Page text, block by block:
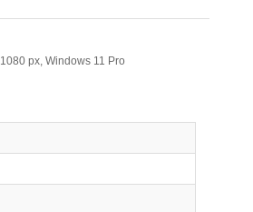
px, Windows 11 Pro